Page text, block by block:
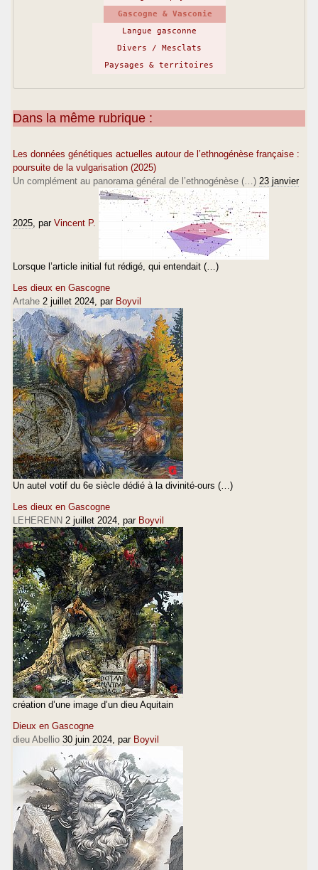
Gascogne & Vasconie
Langue gasconne
Divers / Mesclats
Paysages & territoires
Dans la même rubrique :
Les données génétiques actuelles autour de l’ethnogénèse française :
poursuite de la vulgarisation (2025)
Un complément au panorama général de l’ethnogénèse (…) 23 janvier
2025 , par Vincent P.
Lorsque l’article initial fut rédigé, qui entendait (…)
Les dieux en Gascogne
Artahe 2 juillet 2024 , par Boyvil
Un autel votif du 6e siècle dédié à la divinité-ours (…)
Les dieux en Gascogne
LEHERENN 2 juillet 2024 , par Boyvil
création d’une image d’un dieu Aquitain
Dieux en Gascogne
dieu Abellio 30 juin 2024 , par Boyvil